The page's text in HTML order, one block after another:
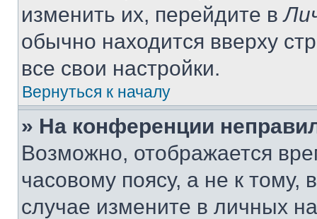
изменить их, перейдите в
обычно находится вверху
все свои настройки.
Вернуться к началу
» На конференции
Возможно, отображается
часовому поясу, а не к тому,
случае измените в личных